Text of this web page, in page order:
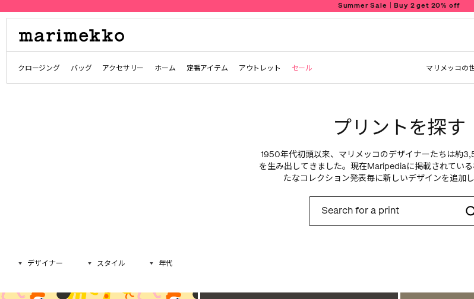
Summer Sale｜Buy 2 get 20% off
クロージング バッグ アクセサリー ホーム 定番アイテム アウトレット セール マリメッコの
プリントを探す
1950年代初頭以来、マリメッコのデザイナーたちは約
を生み出してきました。現在Maripediaに掲載されてい
たなコレクション発表毎に新しいデザインを追加し
デザイナー スタイル 年代